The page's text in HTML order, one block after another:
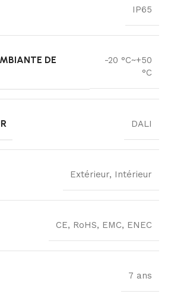
IP65
DE
-20 °C~+50
°C
DALI
Extérieur, Intérieur
CE, RoHS, EMC, ENEC
7 ans